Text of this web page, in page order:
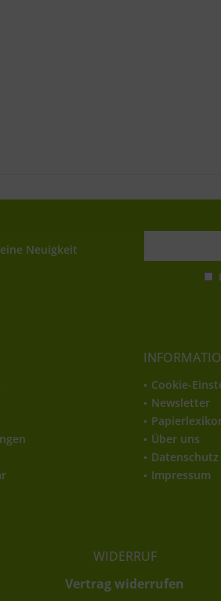
Neuigkeit
Cookie-
Newsletter
Über uns
Datenschutz
Impressum
WIDERRUF
Vertrag widerrufen